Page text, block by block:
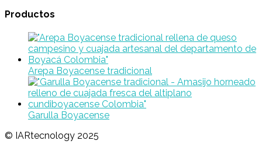
Productos
Arepa Boyacense tradicional
Garulla Boyacense
© IARtecnology 2025